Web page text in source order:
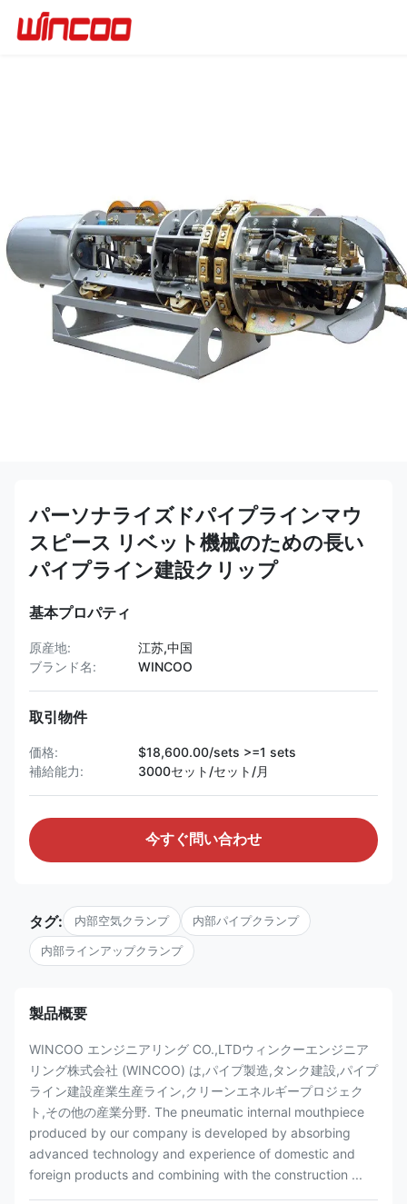
パーソナライズドパイプラインマウ
スピース リベット機械のための長い
パイプライン建設クリップ
基本プロパティ
原産地:
江苏,中国
ブランド名:
WINCOO
取引物件
価格:
$18,600.00/sets >=1 sets
補給能力:
3000セット/セット/月
今すぐ問い合わせ
タグ: 内部空気クランプ 内部パイプクランプ
内部ラインアップクランプ
製品概要
WINCOO エンジニアリング CO.,LTDウィンクーエンジニア
リング株式会社 (WINCOO) は,パイプ製造,タンク建設,パイプ
ライン建設産業生産ライン,クリーンエネルギープロジェク
ト,その他の産業分野. The pneumatic internal mouthpiece
produced by our company is developed by absorbing
advanced technology and experience of domestic and
foreign products and combining with the construction ...